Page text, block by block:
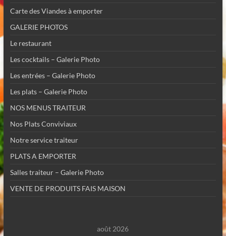
Carte des Viandes à emporter
GALERIE PHOTOS
Le restaurant
Les cocktails – Galerie Photo
Les entrées – Galerie Photo
Les plats – Galerie Photo
NOS MENUS TRAITEUR
Nos Plats Conviviaux
Notre service traiteur
PLATS A EMPORTER
Salles traiteur – Galerie Photo
VENTE DE PRODUITS FAIS MAISON
août 2026